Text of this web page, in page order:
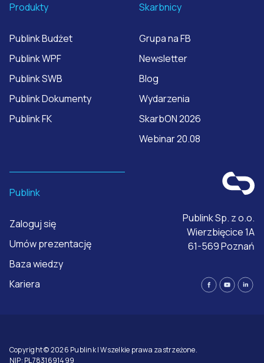
Produkty
Publink Budżet
Publink WPF
Publink SWB
Publink Dokumenty
Publink FK
Skarbnicy
Grupa na FB
Newsletter
Blog
Wydarzenia
SkarbON 2026
Webinar 20.08
Publink
Zaloguj się
Umów prezentację
Baza wiedzy
Kariera
Publink Sp. z o.o.
Wierzbięcice 1A
61-569 Poznań
Copyright © 2026 Publink | Wszelkie prawa zastrzeżone.
NIP: PL7831691499